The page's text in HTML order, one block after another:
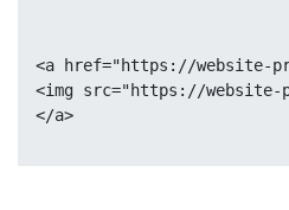
<a href="https://website-
<img src="https://website-